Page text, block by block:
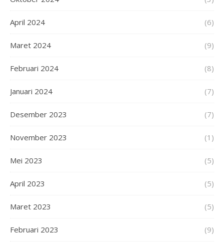
April 2024 (6)
Maret 2024 (9)
Februari 2024 (8)
Januari 2024 (7)
Desember 2023 (7)
November 2023 (1)
Mei 2023 (5)
April 2023 (5)
Maret 2023 (5)
Februari 2023 (9)